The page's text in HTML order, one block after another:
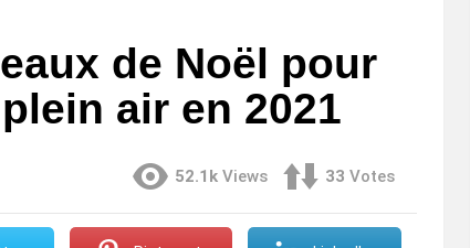
de Noël pour
air en 2021
52.1k Views 33 Votes